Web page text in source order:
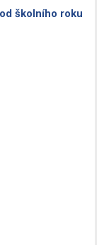
školního roku